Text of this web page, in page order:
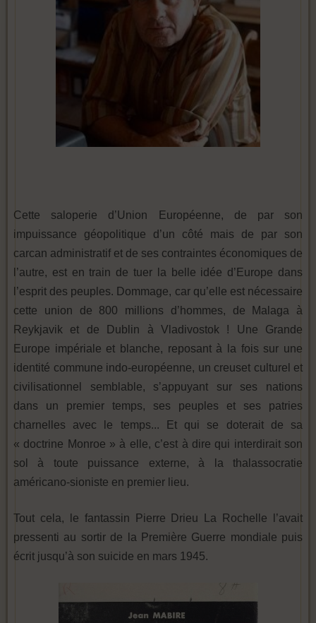
Cette saloperie d’Union Européenne, de par son
impuissance géopolitique d’un côté mais de par son
carcan administratif et de ses contraintes économiques de
l’autre, est en train de tuer la belle idée d’Europe dans
l’esprit des peuples. Dommage, car qu’elle est nécessaire
cette union de 800 millions d’hommes, de Malaga à
Reykjavik et de Dublin à Vladivostok ! Une Grande
Europe impériale et blanche, reposant à la fois sur une
identité commune indo-européenne, un creuset culturel et
civilisationnel semblable, s’appuyant sur ses nations
dans un premier temps, ses peuples et ses patries
charnelles avec le temps... Et qui se doterait de sa
« doctrine Monroe » à elle, c’est à dire qui interdirait son
sol à toute puissance externe, à la thalassocratie
américano-sioniste en premier lieu.
Tout cela, le fantassin Pierre Drieu La Rochelle l’avait
pressenti au sortir de la Première Guerre mondiale puis
écrit jusqu’à son suicide en mars 1945.